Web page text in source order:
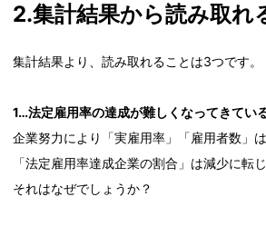
2.集計結果から読み取れ
集計結果より、読み取れることは3つです。
1…法定雇用率の達成が難しくなってきてい
企業努力により「実雇用率」「雇用者数」
「法定雇用率達成企業の割合」は減少に転じ
それはなぜでしょうか？